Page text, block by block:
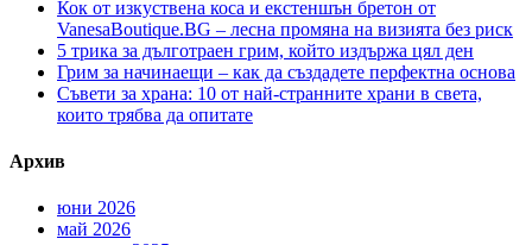
Кок от изкуствена коса и екстеншън бретон от
VanesaBoutique.BG – лесна промяна на визията без риск
5 трика за дълготраен грим, който издържа цял ден
Грим за начинаещи – как да създадете перфектна основа
Съвети за храна: 10 от най-странните храни в света,
които трябва да опитате
Архив
юни 2026
май 2026